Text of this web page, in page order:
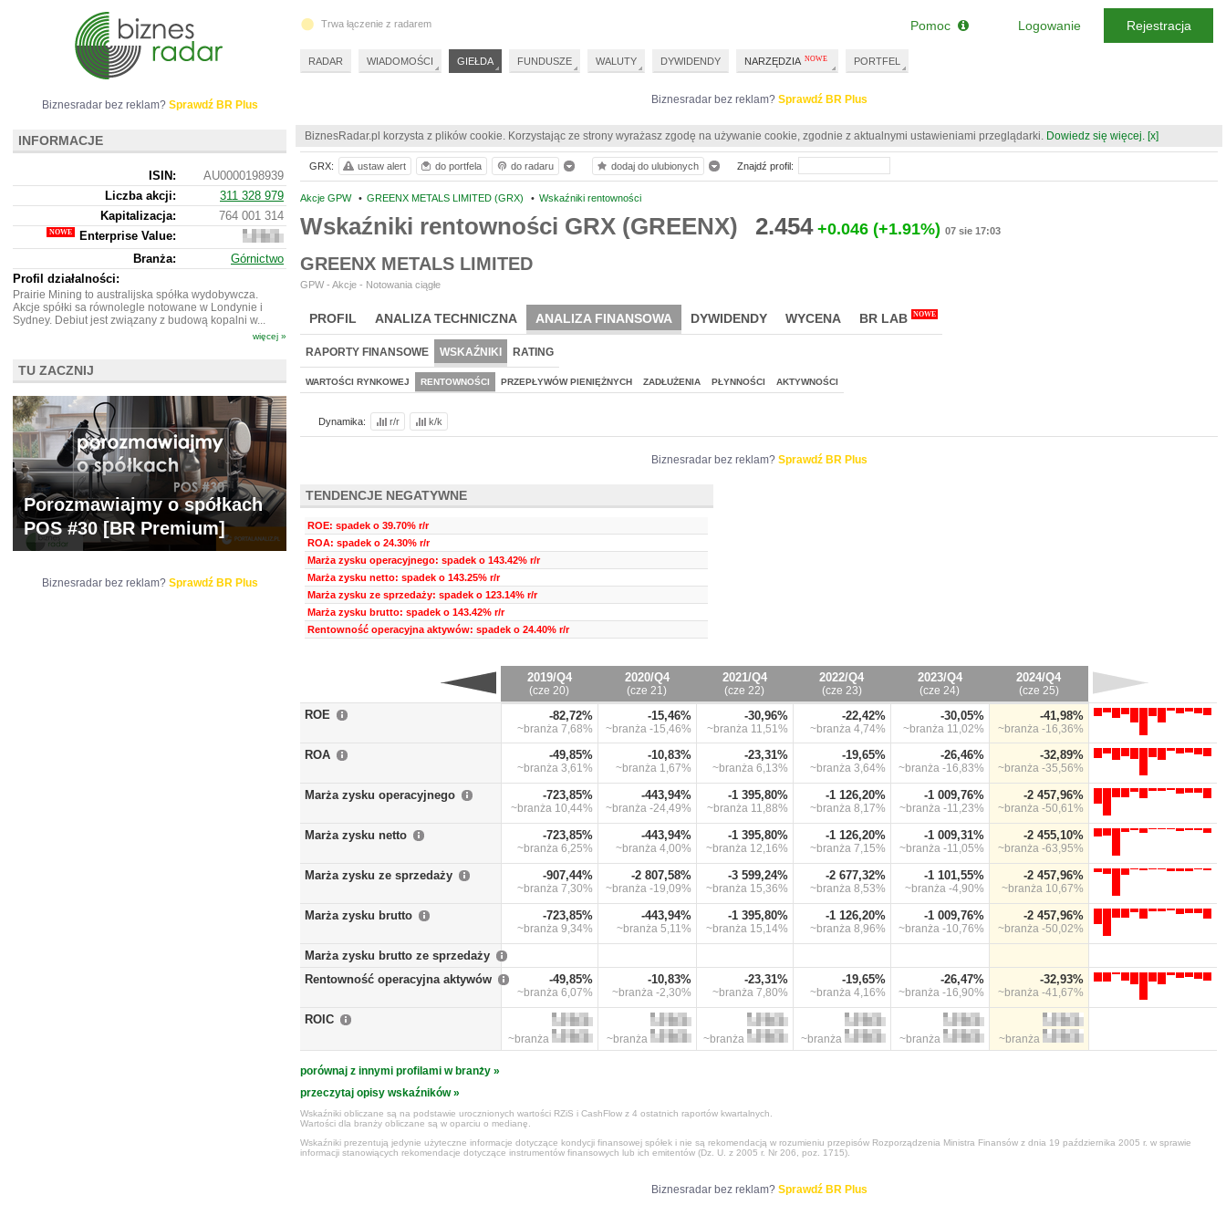
Biznesradar bez reklam? Sprawdź BR Plus
BiznesRadar.pl korzysta z plików cookie. Korzystając ze strony wyrażasz zgodę na używanie cookie, zgodnie z aktualnymi ustawieniami przeglądarki. Dowiedz się więcej. [x]
Akcje GPW • GREENX METALS LIMITED (GRX) • Wskaźniki rentowności
Wskaźniki rentowności GRX (GREENX) 2.454 +0.046 (+1.91%) 07 sie 17:03
GREENX METALS LIMITED
GPW - Akcje - Notowania ciągłe
PROFIL ANALIZA TECHNICZNA ANALIZA FINANSOWA DYWIDENDY WYCENA BR LAB NOWE
RAPORTY FINANSOWE WSKAŹNIKI RATING
WARTOŚCI RYNKOWEJ RENTOWNOŚCI PRZEPŁYWÓW PIENIĘŻNYCH ZADŁUŻENIA PŁYNNOŚCI AKTYWNOŚCI
Dynamika: r/r k/k
Biznesradar bez reklam? Sprawdź BR Plus
TENDENCJE NEGATYWNE
ROE: spadek o 39.70% r/r
ROA: spadek o 24.30% r/r
Marża zysku operacyjnego: spadek o 143.42% r/r
Marża zysku netto: spadek o 143.25% r/r
Marża zysku ze sprzedaży: spadek o 123.14% r/r
Marża zysku brutto: spadek o 143.42% r/r
Rentowność operacyjna aktywów: spadek o 24.40% r/r
2019/Q4
(cze 20)
2020/Q4
(cze 21)
2021/Q4
(cze 22)
2022/Q4
(cze 23)
2023/Q4
(cze 24)
2024/Q4
(cze 25)
ROE -82,72%
~branża 7,68%
-15,46%
~branża -15,46%
-30,96%
~branża 11,51%
-22,42%
~branża 4,74%
-30,05%
~branża 11,02%
-41,98%
~branża -16,36%
ROA -49,85%
~branża 3,61%
-10,83%
~branża 1,67%
-23,31%
~branża 6,13%
-19,65%
~branża 3,64%
-26,46%
~branża -16,83%
-32,89%
~branża -35,56%
Marża zysku operacyjnego -723,85%
~branża 10,44%
-443,94%
~branża -24,49%
-1 395,80%
~branża 11,88%
-1 126,20%
~branża 8,17%
-1 009,76%
~branża -11,23%
-2 457,96%
~branża -50,61%
Marża zysku netto -723,85%
~branża 6,25%
-443,94%
~branża 4,00%
-1 395,80%
~branża 12,16%
-1 126,20%
~branża 7,15%
-1 009,31%
~branża -11,05%
-2 455,10%
~branża -63,95%
Marża zysku ze sprzedaży -907,44%
~branża 7,30%
-2 807,58%
~branża -19,09%
-3 599,24%
~branża 15,36%
-2 677,32%
~branża 8,53%
-1 101,55%
~branża -4,90%
-2 457,96%
~branża 10,67%
Marża zysku brutto -723,85%
~branża 9,34%
-443,94%
~branża 5,11%
-1 395,80%
~branża 15,14%
-1 126,20%
~branża 8,96%
-1 009,76%
~branża -10,76%
-2 457,96%
~branża -50,02%
Marża zysku brutto ze sprzedaży
Rentowność operacyjna aktywów
-49,85%
~branża 6,07%
-10,83%
~branża -2,30%
-23,31%
~branża 7,80%
-19,65%
~branża 4,16%
-26,47%
~branża -16,90%
-32,93%
~branża -41,67%
ROIC
~branża ~branża ~branża ~branża ~branża ~branża
porównaj z innymi profilami w branży »
przeczytaj opisy wskaźników »
Wskaźniki obliczane są na podstawie urocznionych wartości RZiS i CashFlow z 4 ostatnich raportów kwartalnych.
Wartości dla branży obliczane są w oparciu o medianę.
Wskaźniki prezentują jedynie użyteczne informacje dotyczące kondycji finansowej spółek i nie są rekomendacją w rozumieniu przepisów Rozporządzenia Ministra Finansów z dnia 19 października 2005 r. w sprawie
informacji stanowiących rekomendacje dotyczące instrumentów finansowych lub ich emitentów (Dz. U. z 2005 r. Nr 206, poz. 1715).
Biznesradar bez reklam? Sprawdź BR Plus
GRX: ustaw alert do portfela do radaru dodaj do ulubionych Znajdź profil:
Biznesradar bez reklam? Sprawdź BR Plus
INFORMACJE
ISIN:
AU0000198939
Liczba akcji:
311 328 979
Kapitalizacja:
764 001 314
Enterprise Value:
749
120
886
Branża:
Górnictwo
Profil działalności:
Prairie Mining to australijska spółka wydobywcza.
Akcje spółki sa równolegle notowane w Londynie i
Sydney. Debiut jest związany z budową kopalni w...
więcej »
TU ZACZNIJ
Porozmawiajmy o spółkach
POS #30 [BR Premium]
Biznesradar bez reklam? Sprawdź BR Plus
Trwa łączenie z radarem
RADAR WIADOMOŚCI GIEŁDA FUNDUSZE WALUTY DYWIDENDY NARZĘDZIA PORTFEL
Pomoc Logowanie Rejestracja